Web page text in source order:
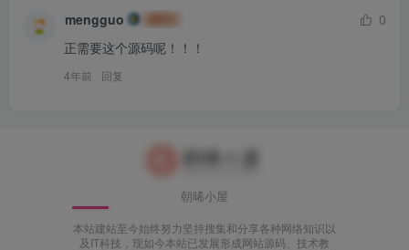
mengguo
0
正需要这个源码呢！！！
4年前 回复
朝晞小屋
本站建站至今始终努力坚持搜集和分享各种网络知识以
及IT科技，现如今本站已发展形成网站源码、技术教